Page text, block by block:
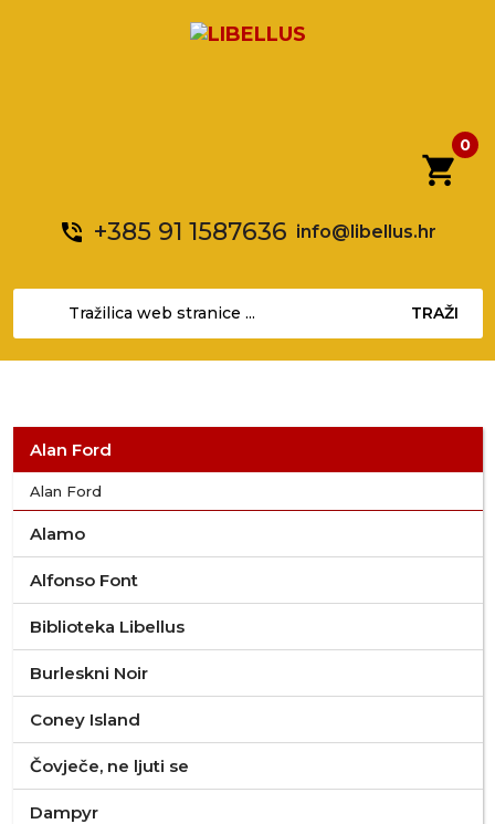
shopping_cart
0
phone_in_talk +385 91 1587636 info@libellus.hr
TRAŽI
Alan Ford
Alan Ford
Alamo
Alfonso Font
Biblioteka Libellus
Burleskni Noir
Coney Island
Čovječe, ne ljuti se
Dampyr